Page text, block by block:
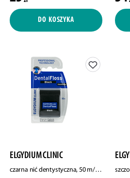
DO KOSZYKA
ELGYDIUM CLINIC
czarna nić dentystyczna, 50 m/1 opak.